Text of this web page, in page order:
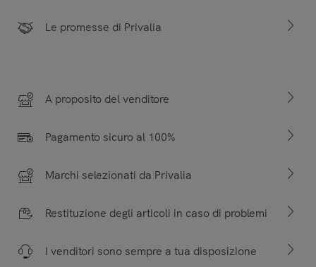
Le promesse di Privalia
A proposito del venditore
Pagamento sicuro al 100%
Marchi selezionati da Privalia
Restituzione degli articoli in caso di problemi
I venditori sono sempre a tua disposizione